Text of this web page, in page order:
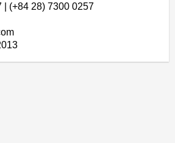
| (+84 28) 7300 0257